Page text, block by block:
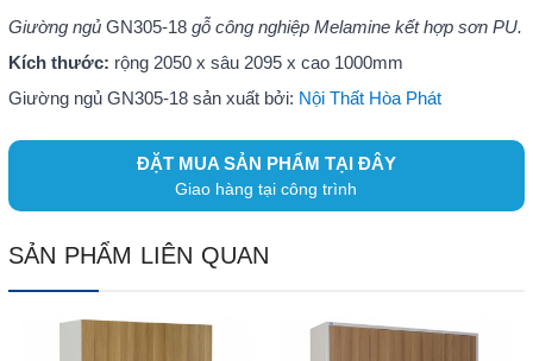
Giường ngủ GN305-18 gỗ công nghiệp Melamine kết hợp sơn PU.
Kích thước: rộng 2050 x sâu 2095 x cao 1000mm
Giường ngủ GN305-18 sản xuất bởi: Nội Thất Hòa Phát
ĐẶT MUA SẢN PHẨM TẠI ĐÂY
Giao hàng tại công trình
SẢN PHẨM LIÊN QUAN